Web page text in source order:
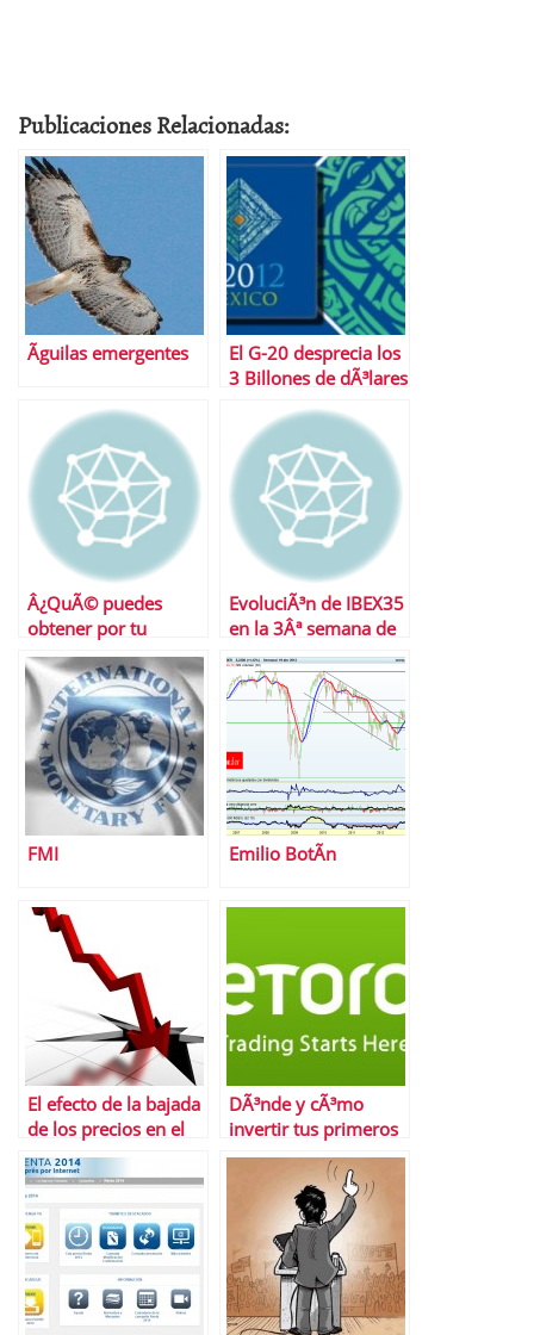
Publicaciones Relacionadas:
Ãguilas emergentes
El G-20 desprecia los
3 Billones de dÃ³lares
corrupciÃ³n cada
aÃ±o
Â¿QuÃ© puedes
obtener por tu
nÃ³mina?
EvoluciÃ³n de IBEX35
en la 3Âª semana de
abril
FMI Emilio BotÃ­n
El efecto de la bajada
de los precios en el
empobrecimiento de
la poblaciÃ³n
DÃ³nde y cÃ³mo
invertir tus primeros
50 euros